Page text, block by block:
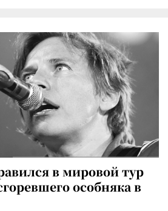
в мировой тур
особняка в